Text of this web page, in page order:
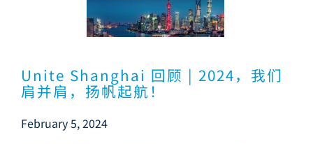
Unite Shanghai 回顾 | 2024，我们
肩并肩，扬帆起航！
February 5, 2024